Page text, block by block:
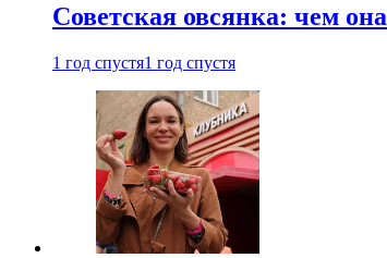
Советская овсянка: чем
1 год спустя1 год спустя